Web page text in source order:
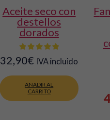
aceite seco con
destellos
dorados
32,90€ IVA incluido
AÑADIR AL
CARRITO
fantastick body-